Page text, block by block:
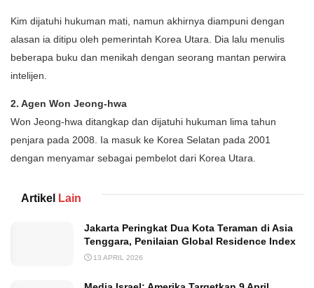
Kim dijatuhi hukuman mati, namun akhirnya diampuni dengan
alasan ia ditipu oleh pemerintah Korea Utara. Dia lalu menulis
beberapa buku dan menikah dengan seorang mantan perwira
intelijen.
2. Agen Won Jeong-hwa
Won Jeong-hwa ditangkap dan dijatuhi hukuman lima tahun
penjara pada 2008. Ia masuk ke Korea Selatan pada 2001
dengan menyamar sebagai pembelot dari Korea Utara.
Artikel Lain
Jakarta Peringkat Dua Kota Teraman di Asia
Tenggara, Penilaian Global Residence Index
13 APRIL 2026